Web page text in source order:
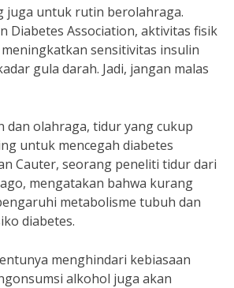
juga untuk rutin berolahraga.
Diabetes Association, aktivitas fisik
sensitivitas insulin
gula darah. Jadi, jangan malas
dan olahraga, tidur yang cukup
untuk mencegah diabetes
Cauter, seorang peneliti tidur dari
mengatakan bahwa kurang
metabolisme tubuh dan
diabetes.
menghindari kebiasaan
alkohol juga akan